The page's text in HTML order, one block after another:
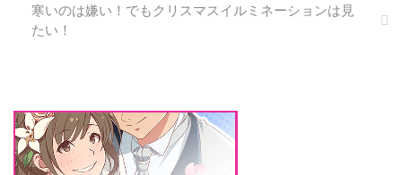
ただ、有村架純さんの「可愛い」
って、他の女優さんとは違うもの
さんだと浜辺美波さん、今田美桜
さ ...
寒いのは嫌い！でもクリスマスイルミネーションは見
たい！